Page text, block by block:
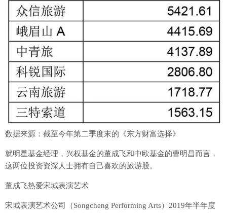
数据来源：截至今年第二季度末的《东方财富选择》
就明星基金经理，兴权基金的董成飞和中欧基金的曹明昌而言，
这两位投资资深人士拥有自己喜欢的旅游股。
董成飞热爱宋城表演艺术
宋城表演艺术公司（Songcheng Performing Arts）2019年半年度